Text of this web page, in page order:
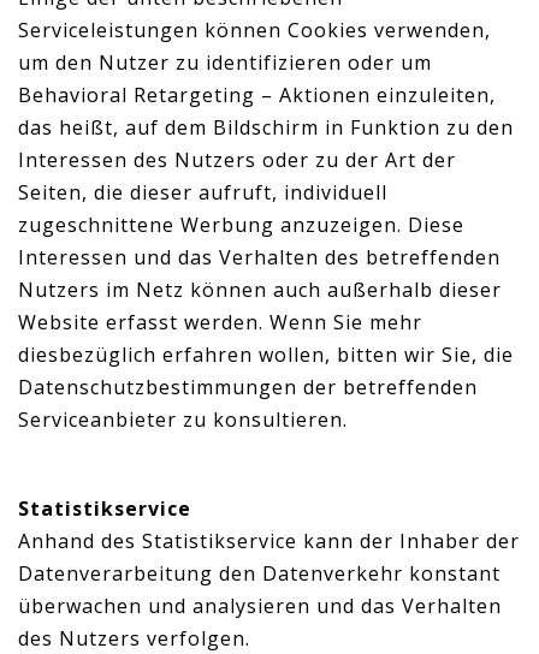
Serviceleistungen können Cookies verwenden,
um den Nutzer zu identifizieren oder um
Behavioral Retargeting – Aktionen einzuleiten,
das heißt, auf dem Bildschirm in Funktion zu den
Interessen des Nutzers oder zu der Art der
Seiten, die dieser aufruft, individuell
zugeschnittene Werbung anzuzeigen. Diese
Interessen und das Verhalten des betreffenden
Nutzers im Netz können auch außerhalb dieser
Website erfasst werden. Wenn Sie mehr
diesbezüglich erfahren wollen, bitten wir Sie, die
Datenschutzbestimmungen der betreffenden
Serviceanbieter zu konsultieren.
Statistikservice
Anhand des Statistikservice kann der Inhaber der
Datenverarbeitung den Datenverkehr konstant
überwachen und analysieren und das Verhalten
des Nutzers verfolgen.